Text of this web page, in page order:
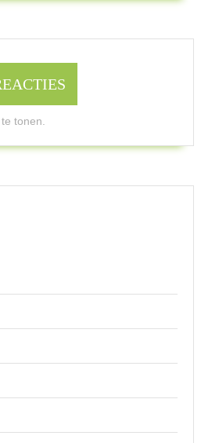
tonen.